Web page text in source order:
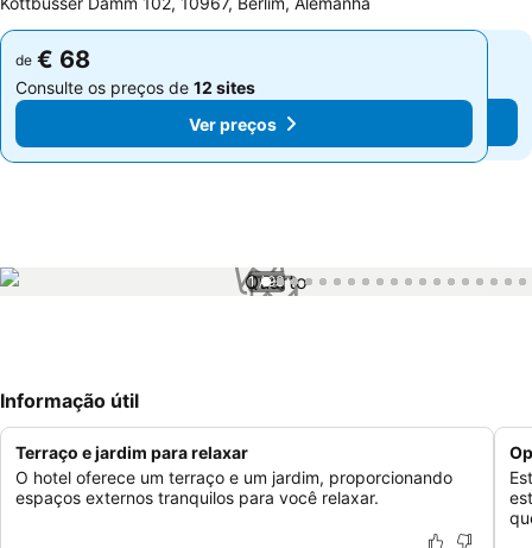
de € 68
Consulte os preços de 12 sites
Ver preços
de € 68
Consulte os preços de 12 sites
Ver preços
1 / 93
Informação útil
Terraço e jardim para relaxar
O hotel oferece um terraço e um jardim, proporcionando
espaços externos tranquilos para você relaxar.